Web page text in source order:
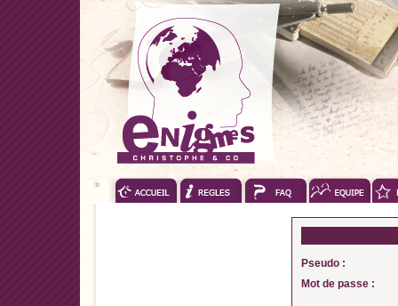
Pseudo :
Mot de passe :